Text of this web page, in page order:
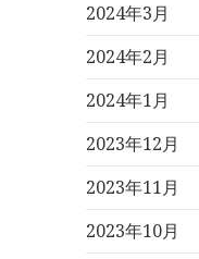
2024年3月
2024年2月
2024年1月
2023年12月
2023年11月
2023年10月